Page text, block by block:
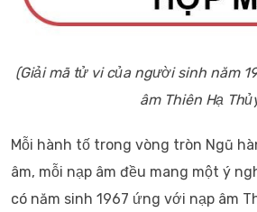
(Giải mã tử vi của người sinh năm
âm Thiên Hạ
Mỗi hành tố trong vòng tròn Ngũ
âm, mỗi nạp âm đều mang một ý
có năm sinh 1967 ứng với nạp âm